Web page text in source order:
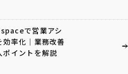
で営業アシ
効率化｜業務改善
ポイントを解説